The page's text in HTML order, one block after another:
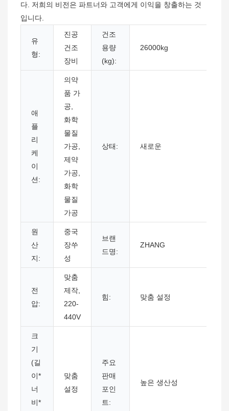
다. 저희의 비전은 파트너와 고객에게 이익을 창출하는 것
입니다.
유
형:
진공
건조
장비
건조
용량
(kg):
26000kg
애
플
리
케
이
션:
의약
품 가
공,
화학
물질
가공,
제약
가공,
화학
물질
가공
상태: 새로운
원
산
지:
중국
장쑤
성
브랜
드명:
ZHANG
전
압:
맞춤
제작,
220-
440V
힘: 맞춤 설정
크
기
(길
이*
너
비*
맞춤
설정
주요
판매
포인
트:
높은 생산성